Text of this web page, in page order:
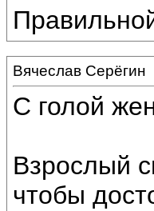
Вячеслав Серёгин
С голой
Взрослый
чтобы